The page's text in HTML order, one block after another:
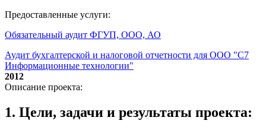
Предоставленные услуги:
Обязательный аудит ФГУП, ООО, АО
Аудит бухгалтерской и налоговой отчетности для ООО "С7
Информационные технологии"
2012
Описание проекта:
1. Цели, задачи и результаты проекта: